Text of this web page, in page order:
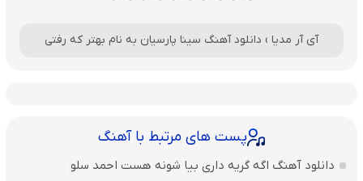
آی آر مدیا › دانلود آهنگ سینا پارسیان به نام بهتر که رفتی
پست های مرتبط با آهنگ
دانلود آهنگ اگه گریه داری بیا شونه هست احمد سلو